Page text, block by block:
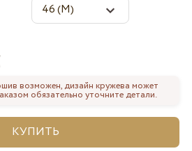
возможен, дизайн кружева может
обязательно уточните детали.